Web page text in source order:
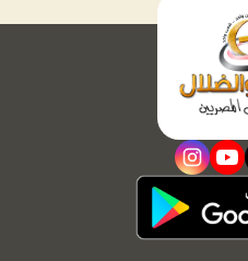
youtube
instagram